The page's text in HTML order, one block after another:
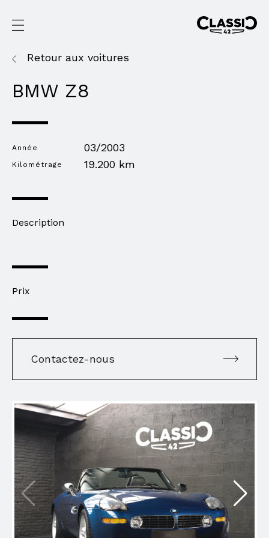
Retour aux voitures
BMW Z8
Année 03/2003
Kilométrage 19.200 km
Description
Prix
Contactez-nous